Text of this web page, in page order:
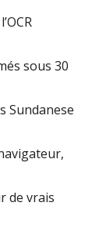
sous 30
Sundanese
de vrais